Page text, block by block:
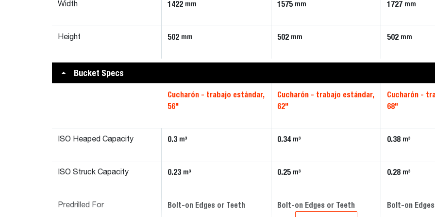
Width 1422 mm 1575 mm 1727 mm
Height 502 mm 502 mm 502 mm
Bucket Specs
Cucharón - trabajo estándar,
56"
Cucharón - trabajo estándar,
62"
Cucharón -
68"
ISO Heaped Capacity 0.3 m³ 0.34 m³ 0.38 m³
ISO Struck Capacity 0.23 m³ 0.25 m³ 0.28 m³
Predrilled For Bolt-on Edges or Teeth Bolt-on Edges or Teeth
Bolt-on